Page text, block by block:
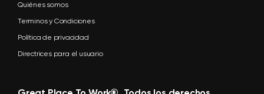
Quiénes somos
Terminos y Condiciones
Política de privacidad
Directrices para el usuario